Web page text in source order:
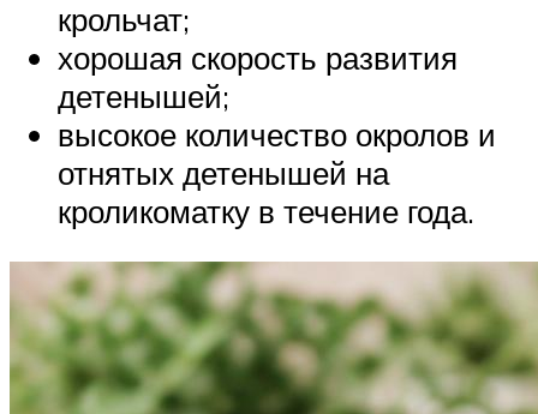
крольчат;
хорошая скорость развития
детенышей;
высокое количество окролов и
отнятых детенышей на
кроликоматку в течение года.